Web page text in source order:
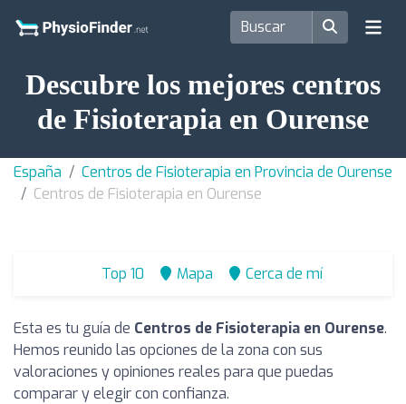
Descubre los mejores centros
de Fisioterapia en Ourense
España
Centros de Fisioterapia en Provincia de Ourense
Centros de Fisioterapia en Ourense
Top 10 Mapa Cerca de mí
Esta es tu guía de Centros de Fisioterapia en Ourense.
Hemos reunido las opciones de la zona con sus
valoraciones y opiniones reales para que puedas
comparar y elegir con confianza.